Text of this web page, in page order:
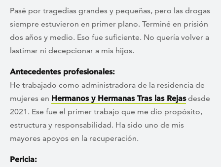
Pasé por tragedias grandes y pequeñas, pero las drogas
siempre estuvieron en primer plano. Terminé en prisión
dos años y medio. Eso fue suficiente. No quería volver a
lastimar ni decepcionar a mis hijos.
Antecedentes profesionales:
He trabajado como administradora de la residencia de
mujeres en Hermanos y Hermanas Tras las Rejasdesde
2021. Ese fue el primer trabajo que me dio propósito,
estructura y responsabilidad. Ha sido uno de mis
mayores apoyos en la recuperación.
Pericia: